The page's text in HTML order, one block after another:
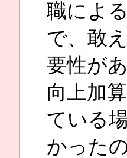
職によ
で、敢
要性が
向上加
ている
かった